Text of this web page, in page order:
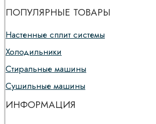
ПОПУЛЯРНЫЕ ТОВАРЫ
Настенные сплит системы
Холодильники
Стиральные машины
Сушильные машины
ИНФОРМАЦИЯ